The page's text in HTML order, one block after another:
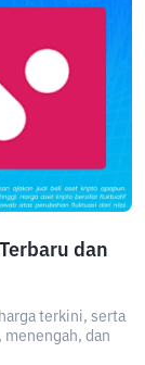
dan
terkini, serta
menengah, dan